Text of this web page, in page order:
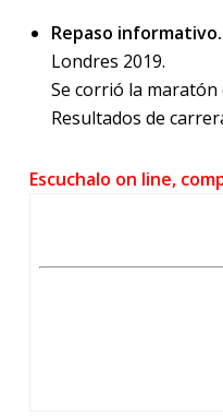
Repaso informativo.
Londres 2019.
Se corrió la maratón
Resultados de
Escuchalo on line,